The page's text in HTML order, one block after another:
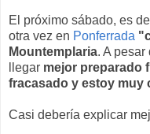
El próximo sábado, es
otra vez en Ponferrada
Mountemplaria. A pesar
llegar mejor preparado
fracasado y estoy muy
Casi debería explicar